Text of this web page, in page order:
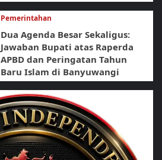
Pemerintahan
Dua Agenda Besar Sekaligus:
Jawaban Bupati atas Raperda
APBD dan Peringatan Tahun
Baru Islam di Banyuwangi